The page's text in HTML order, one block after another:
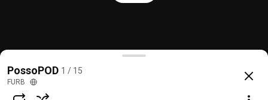
PossoPod – Por trás da cena | Episódio 1 - Direção
@furbtv
PossoPOD 1 / 15
FURB